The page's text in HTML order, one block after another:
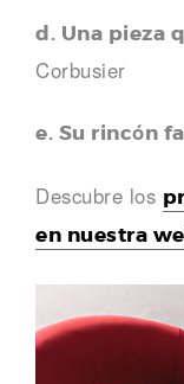
d. Una pieza
Corbusier
e. Su rincón
Descubre los
en nuestra